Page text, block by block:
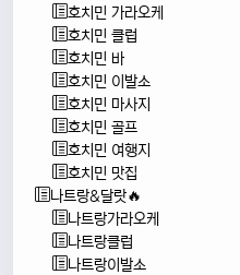
호치민 가라오케
호치민 클럽
호치민 바
호치민 이발소
호치민 마사지
호치민 골프
호치민 여행지
호치민 맛집
나트랑&달랏🔥
나트랑가라오케
나트랑클럽
나트랑이발소